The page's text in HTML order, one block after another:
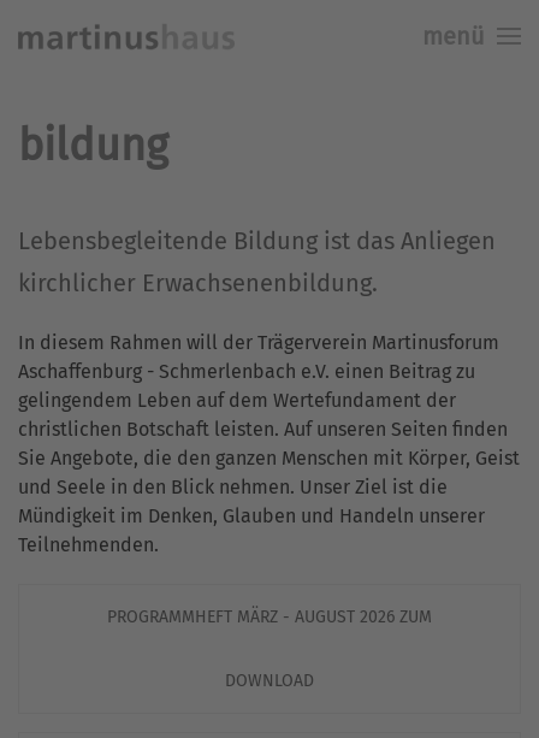
menü
bildung
Lebensbegleitende Bildung ist das Anliegen
kirchlicher Erwachsenenbildung.
In diesem Rahmen will der Trägerverein Martinusforum
Aschaffenburg - Schmerlenbach e.V. einen Beitrag zu
gelingendem Leben auf dem Wertefundament der
christlichen Botschaft leisten. Auf unseren Seiten finden
Sie Angebote, die den ganzen Menschen mit Körper, Geist
und Seele in den Blick nehmen. Unser Ziel ist die
Mündigkeit im Denken, Glauben und Handeln unserer
Teilnehmenden.
PROGRAMMHEFT MÄRZ - AUGUST 2026 ZUM
DOWNLOAD